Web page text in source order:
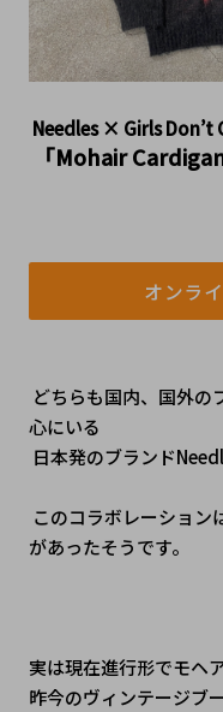
Needles × Girls Don’t
「Mohair Cardigan
オンラ
心にいる
日本発のブランド
があったそうです。
実は現在進行形でモヘ
昨今のヴィンテージブ